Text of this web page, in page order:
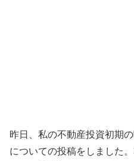
昨日、私の不動産投資初期
についての投稿をしました